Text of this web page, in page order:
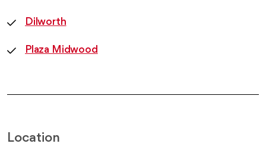
Dilworth
Plaza Midwood
Location